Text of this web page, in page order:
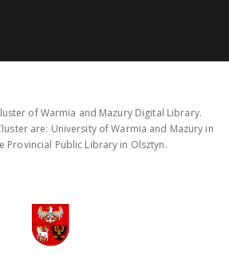
of Warmia and Mazury Digital Library.
are: University of Warmia and Mazury in
Provincial Public Library in Olsztyn.